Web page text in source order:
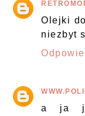
Olejki
niezbyt
a ja